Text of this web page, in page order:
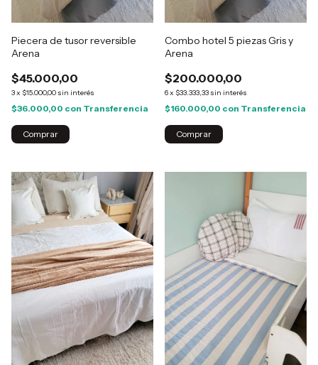
Piecera de tusor reversible
Arena
$45.000,00
3x $15.000,00 sin interés
$36.000,00 con Transferencia
Comprar
Combo hotel 5 piezas Gris y
Arena
$200.000,00
6x $33.333,33 sin interés
$160.000,00 con Transferencia
Comprar